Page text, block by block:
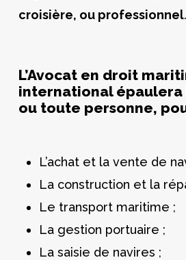
croisière, ou professionnel.
L’Avocat en droit
international épaulera
ou toute personne,
L’achat et la vente de
La construction et la
Le transport maritime ;
La gestion portuaire ;
La saisie de navires ;